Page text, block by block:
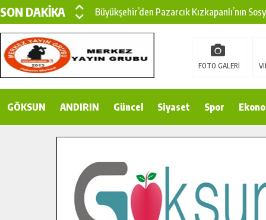
SON DAKİKA
Büyükşehir’den Pazarcık Kızkapanlı’nın
Büyükşehir’den Pazarcık Kırsalına Modern
Çin’den KSÜ’ye Uluslararası Başarı:
Gençler Pusula Maraş Kampında Yeni
İlçe Jandarma Komutanı Karakaya’dan
Bertiz’in Yeni Köprüsünde Sona Doğru.
FOTO GALERİ
GÖKSUN ANDIRIN Güncel Siyaset Spor